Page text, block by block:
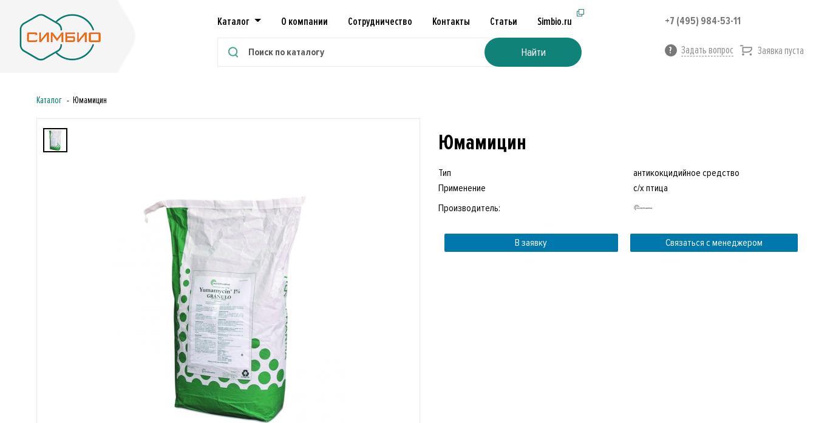
Каталог О компании Сотрудничество Контакты Статьи Simbio.ru
Найти
+7 (495) 984-53-11
Задать вопрос Заявка пуста
Каталог Юмамицин
Юмамицин
Тип
антикокцидийное средство
Применение
с/х птица
Производитель:
В заявку Связаться с менеджером